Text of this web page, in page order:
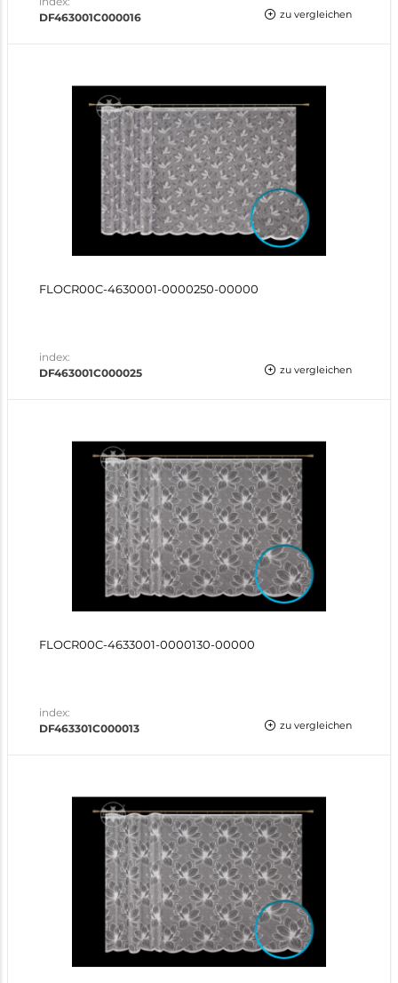
DF463001C000016
zu vergleichen
FLOCR00C-4630001-0000250-00000
index:
DF463001C000025
zu vergleichen
FLOCR00C-4633001-0000130-00000
index:
DF463301C000013
zu vergleichen